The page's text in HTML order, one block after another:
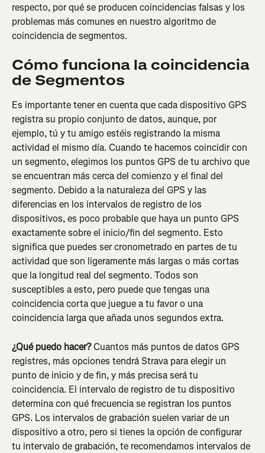
respecto, por qué se producen coincidencias falsas y los
problemas más comunes en nuestro algoritmo de
coincidencia de segmentos.
Cómo funciona la coincidencia
de Segmentos
Es importante tener en cuenta que cada dispositivo GPS
registra su propio conjunto de datos, aunque, por
ejemplo, tú y tu amigo estéis registrando la misma
actividad el mismo día. Cuando te hacemos coincidir con
un segmento, elegimos los puntos GPS de tu archivo que
se encuentran más cerca del comienzo y el final del
segmento. Debido a la naturaleza del GPS y las
diferencias en los intervalos de registro de los
dispositivos, es poco probable que haya un punto GPS
exactamente sobre el inicio/fin del segmento. Esto
significa que puedes ser cronometrado en partes de tu
actividad que son ligeramente más largas o más cortas
que la longitud real del segmento. Todos son
susceptibles a esto, pero puede que tengas una
coincidencia corta que juegue a tu favor o una
coincidencia larga que añada unos segundos extra.
¿Qué puedo hacer? Cuantos más puntos de datos GPS
registres, más opciones tendrá Strava para elegir un
punto de inicio y de fin, y más precisa será tu
coincidencia. El intervalo de registro de tu dispositivo
determina con qué frecuencia se registran los puntos
GPS. Los intervalos de grabación suelen variar de un
dispositivo a otro, pero si tienes la opción de configurar
tu intervalo de grabación, te recomendamos intervalos de